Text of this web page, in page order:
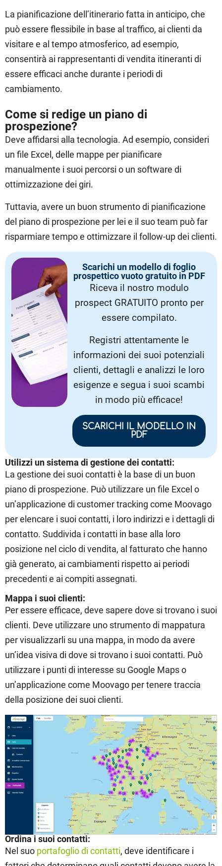
La pianificazione dell’itinerario fatta in anticipo, che
può essere flessibile in base al traffico, ai clienti da
visitare e al tempo atmosferico, ad esempio,
consentirà ai rappresentanti di vendita itineranti di
essere efficaci anche durante i periodi di
cambiamento.
Come si redige un piano di
prospezione?
Deve affidarsi alla tecnologia. Ad esempio, consideri
un file Excel, delle mappe per pianificare
manualmente i suoi percorsi o un software di
ottimizzazione dei giri.
Tuttavia, avere un buon strumento di pianificazione
del piano di prospezione per lei e il suo team può far
risparmiare tempo e ottimizzare il follow-up dei clienti.
Scarichi un modello di foglio
prospettico vuoto gratuito in PDF
Riceva il nostro modulo
prospect GRATUITO pronto per
essere compilato.
Registri attentamente le
informazioni dei suoi potenziali
clienti, dettagli e analizzi le loro
esigenze e segua i suoi scambi
in modo più efficace!
SCARICHI IL MODELLO IN
PDF
Utilizzi un sistema di gestione dei contatti:
La gestione dei suoi contatti è la base di un buon
piano di prospezione. Può utilizzare un file Excel o
un’applicazione di customer tracking come Moovago
per elencare i suoi contatti, i loro indirizzi e i dettagli di
contatto. Suddivida i contatti in base alla loro
posizione nel ciclo di vendita, al fatturato che hanno
già generato, ai cambiamenti rispetto ai periodi
precedenti e ai compiti assegnati.
Mappa i suoi clienti:
Per essere efficace, deve sapere dove si trovano i suoi
clienti. Deve utilizzare uno strumento di mappatura
per visualizzarli su una mappa, in modo da avere
un’idea visiva di dove si trovano i suoi contatti. Può
utilizzare i punti di interesse su Google Maps o
un’applicazione come Moovago per tenere traccia
della posizione dei suoi clienti.
Ordina i suoi contatti:
Nel suo portafoglio di contatti, deve identificare i